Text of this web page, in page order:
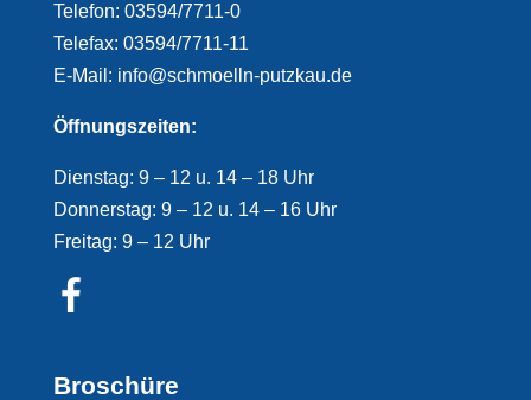
Telefon: 03594/7711-0
Telefax: 03594/7711-11
E-Mail: info@schmoelln-putzkau.de
Öffnungszeiten:
Dienstag: 9 – 12 u. 14 – 18 Uhr
Donnerstag: 9 – 12 u. 14 – 16 Uhr
Freitag: 9 – 12 Uhr
Broschüre